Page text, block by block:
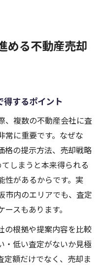
するポイント
、複数の不動産会社に査
常に重要です。なぜな
格の提示方法、売却戦略
しまうと本来得られる
性があるからです。実
市内のエリアでも、査定
スもあります。
の根拠や提案内容を比較
・低い査定がないか見極
定額だけでなく、売却ま